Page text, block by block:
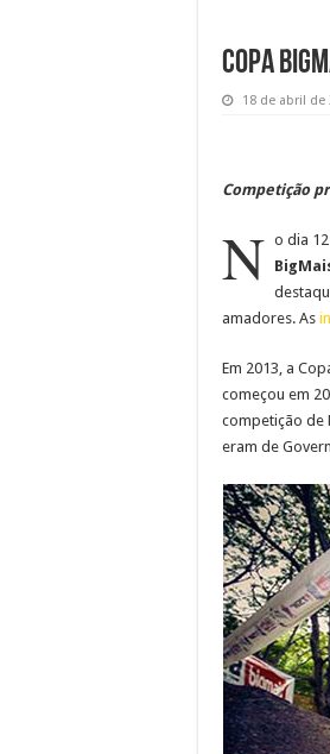
Copa
18 de abril de
Competição
N o dia
amadores. As
Em 2013, a
começou em
competição de
eram de